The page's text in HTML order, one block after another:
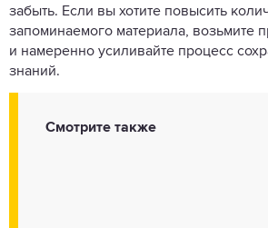
забыть. Если вы хотите повысить
запоминаемого материала, возьмите
и намеренно усиливайте процесс
знаний.
Смотрите также